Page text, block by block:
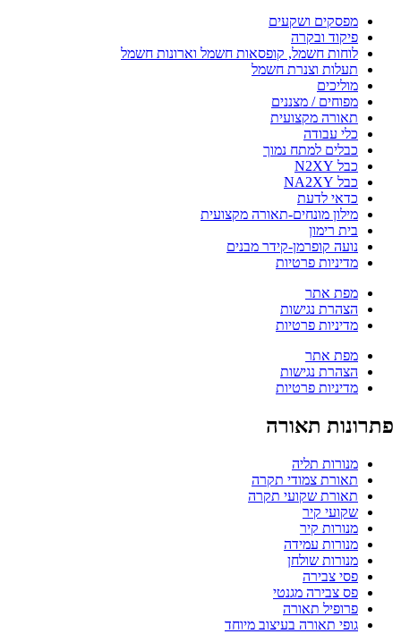
מפסקים ושקעים
פיקוד ובקרה
לוחות חשמל, קופסאות חשמל וארונות חשמל
תעלות וצנרת חשמל
מוליכים
מפוחים / מצננים
תאורה מקצועית
כלי עבודה
כבלים למתח נמוך
כבל N2XY
כבל NA2XY
כדאי לדעת
מילון מונחים-תאורה מקצועית
בית רימון
נועה קופרמן-קידר מבנים
מדיניות פרטיות
מפת אתר
הצהרת נגישות
מדיניות פרטיות
מפת אתר
הצהרת נגישות
מדיניות פרטיות
פתרונות תאורה
מנורות תליה
תאורת צמודי תקרה
תאורת שקועי תקרה
שקועי קיר
מנורות קיר
מנורות עמידה
מנורות שולחן
פסי צבירה
פס צבירה מגנטי
פרופיל תאורה
גופי תאורה בעיצוב מיוחד